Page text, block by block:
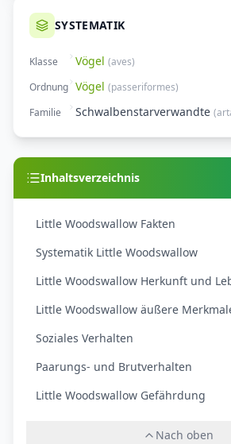
SYSTEMATIK
Klasse Vögel (aves)
Ordnung Vögel (passeriformes)
Familie
Schwalbenstarverwandte (
Inhaltsverzeichnis
Little Woodswallow Fakten
Systematik Little Woodswallow
Little Woodswallow Herkunft und
Little Woodswallow äußere
Soziales Verhalten
Paarungs- und Brutverhalten
Little Woodswallow Gefährdung
Nach oben